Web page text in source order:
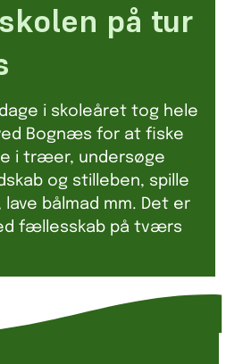
på tur
i skoleåret tog hele
Bognæs for at fiske
i træer, undersøge
og stilleben, spille
bålmad mm. Det er
fællesskab på tværs